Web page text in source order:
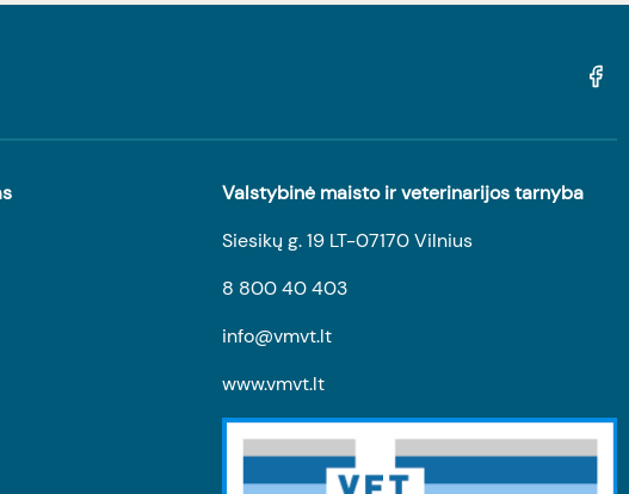
Valstybinė maisto ir veterinarijos tarnyba
Siesikų g. 19 LT-07170 Vilnius
8 800 40 403
info@vmvt.lt
www.vmvt.lt